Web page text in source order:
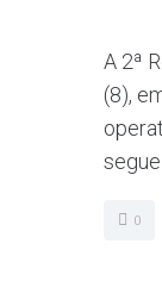
A 2ª
(8),
segue
0